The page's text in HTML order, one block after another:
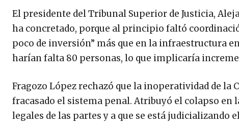
El presidente del Tribunal Superior de Justicia,
ha concretado, porque al principio faltó
poco de inversión” más que en la infraestructura
harían falta 80 personas, lo que implicaría
Fragozo López rechazó que la inoperatividad de la
fracasado el sistema penal. Atribuyó el colapso en
legales de las partes y a que se está judicializando